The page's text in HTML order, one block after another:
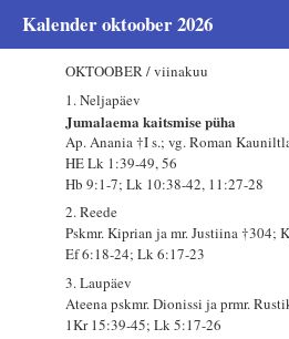
Kalender oktoober 2026
OKTOOBER / viinakuu
1. Neljapäev
Jumalaema kaitsmise püha
Ap. Anania †I s.; vg. Roman
HE Lk 1:39-49, 56
Hb 9:1-7; Lk 10:38-42, 11:27-28
2. Reede
Pskmr. Kiprian ja mr. Justiina †304;
Ef 6:18-24; Lk 6:17-23
3. Laupäev
Ateena pskmr. Dionissi ja prmr.
1Kr 15:39-45; Lk 5:17-26